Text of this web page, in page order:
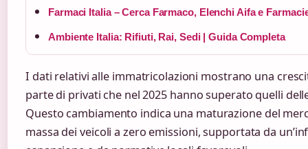
Farmaci Italia – Cerca Farmaco, Elenchi Aifa e
Ambiente Italia: Rifiuti, Rai, Sedi | Guida Completa
I dati relativi alle immatricolazioni mostrano una
parte di privati che nel 2025 hanno superato quelli
Questo cambiamento indica una maturazione del
massa dei veicoli a zero emissioni, supportata da